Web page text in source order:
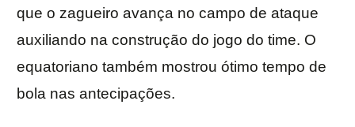
que o zagueiro avança no campo de ataque
auxiliando na construção do jogo do time. O
equatoriano também mostrou ótimo tempo de
bola nas antecipações.